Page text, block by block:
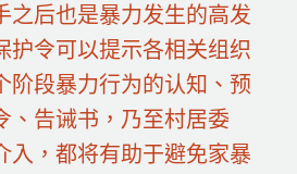
之后也是暴力发生的高发
护令可以提示各相关组织
阶段暴力行为的认知、预
、告诫书，乃至村居委
入，都将有助于避免家暴